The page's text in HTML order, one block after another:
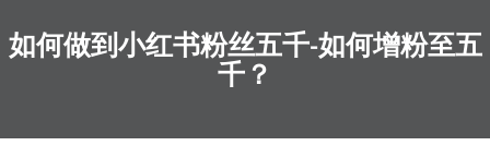
如何做到小红书粉丝五千-如何增粉至五
千？